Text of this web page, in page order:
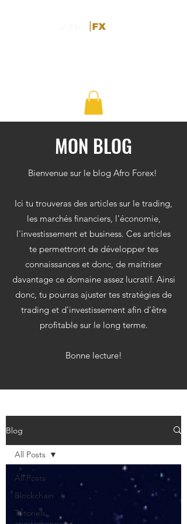
MON BLOG
Bienvenue sur le blog Afro Forex!
Ici tu trouveras des articles sur le trading,
les marchés financiers, l'économie,
l'investissement et business. Ces articles
te permettront de développer tes
connaissances et donc, de maitriser
davantage ce domaine assez lucratif. Ainsi
donc, tu pourras ajuster tes stratégies de
trading et d'investissement afin d'être
profitable sur le long terme.
Bonne lecture!
Blog
All Posts
Blockchain
Tutoriels
All Posts